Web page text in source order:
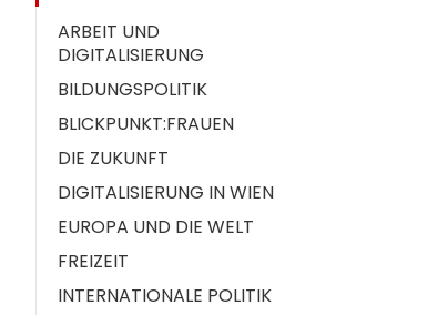
ARBEIT UND
DIGITALISIERUNG
BILDUNGSPOLITIK
BLICKPUNKT:FRAUEN
DIE ZUKUNFT
DIGITALISIERUNG IN WIEN
EUROPA UND DIE WELT
FREIZEIT
INTERNATIONALE POLITIK